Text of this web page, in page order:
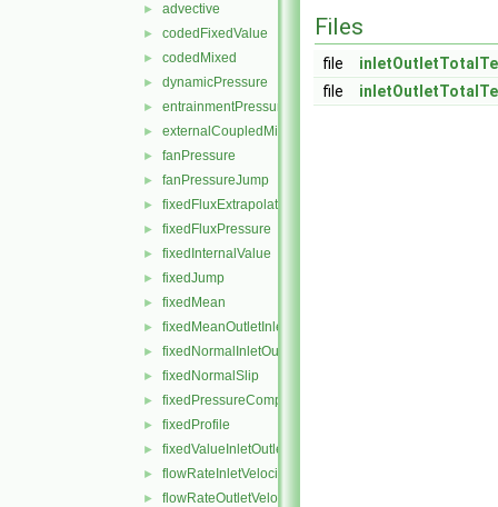
► advective
► codedFixedValue
► codedMixed
► dynamicPressure
► entrainmentPressure
► externalCoupledMixed
► fanPressure
► fanPressureJump
► fixedFluxExtrapolatedPressure
► fixedFluxPressure
► fixedInternalValue
► fixedJump
► fixedMean
► fixedMeanOutletInlet
► fixedNormalInletOutletVelocity
► fixedNormalSlip
► fixedPressureCompressibleDensity
► fixedProfile
► fixedValueInletOutlet
► flowRateInletVelocity
► flowRateOutletVelocity
Files
file
file